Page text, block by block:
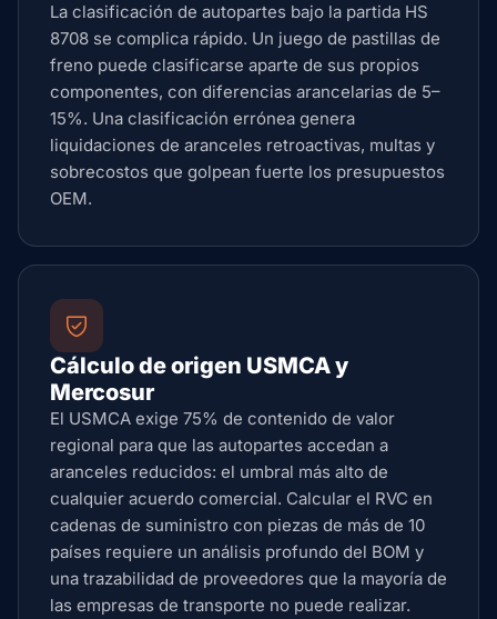
La clasificación de autopartes bajo la partida HS
8708 se complica rápido. Un juego de pastillas de
freno puede clasificarse aparte de sus propios
componentes, con diferencias arancelarias de 5–
15%. Una clasificación errónea genera
liquidaciones de aranceles retroactivas, multas y
sobrecostos que golpean fuerte los presupuestos
OEM.
Cálculo de origen USMCA y
Mercosur
El USMCA exige 75% de contenido de valor
regional para que las autopartes accedan a
aranceles reducidos: el umbral más alto de
cualquier acuerdo comercial. Calcular el RVC en
cadenas de suministro con piezas de más de 10
países requiere un análisis profundo del BOM y
una trazabilidad de proveedores que la mayoría de
las empresas de transporte no puede realizar.